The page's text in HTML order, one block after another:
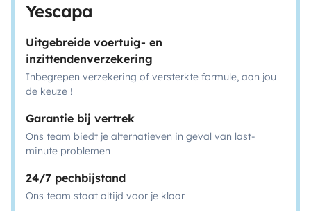
Yescapa
Uitgebreide voertuig- en
inzittendenverzekering
Inbegrepen verzekering of versterkte formule, aan jou
de keuze !
Garantie bij vertrek
Ons team biedt je alternatieven in geval van last-
minute problemen
24/7 pechbijstand
Ons team staat altijd voor je klaar